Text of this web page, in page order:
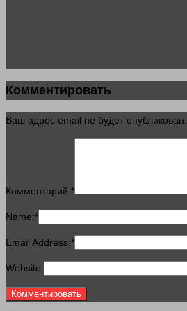
Комментировать
Ваш адрес email не будет опубликован.
Комментарий:*
Name:*
Email Address:*
Website: